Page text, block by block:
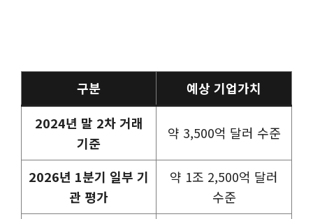
구분
예상 기업가치
2024년 말 2차 거래
기준
약 3,500억 달러 수준
2026년 1분기 일부 기
관 평가
약 1조 2,500억 달러
수준